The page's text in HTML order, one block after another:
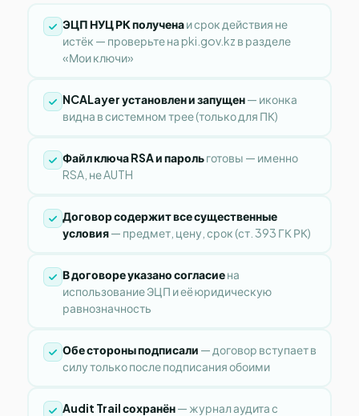
ЭЦП НУЦ РК полученаи срок действия не
истёк — проверьте на pki.gov.kz в разделе
«Мои ключи»
NCALayer установлен и запущен— иконка
видна в системном трее (только для ПК)
Файл ключа RSA и парольготовы — именно
RSA, не AUTH
Договор содержит все существенные
условия— предмет, цену, срок (ст. 393 ГК РК)
В договоре указано согласиена
использование ЭЦП и её юридическую
равнозначность
Обе стороны подписали — договор вступает в
силу только после подписания обоими
Audit Trail сохранён— журнал аудита с